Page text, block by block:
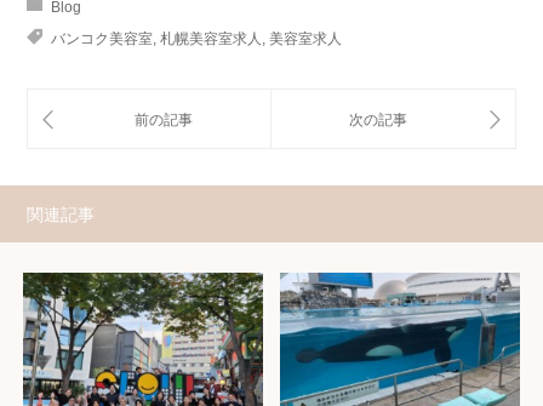
Blog
バンコク美容室, 札幌美容室求人 , 美容室求人
関連記事